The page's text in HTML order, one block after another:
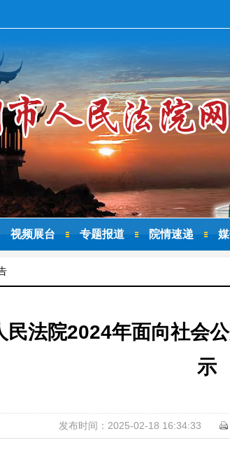
视频展台 专题报道 院情速递
民法院2024年面向社会
示
发布时间：2025-02-18 16:34:33